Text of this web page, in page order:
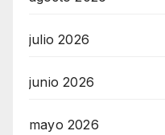
julio 2026
junio 2026
mayo 2026